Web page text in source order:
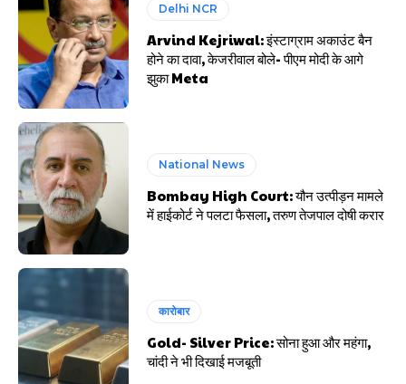
Delhi NCR
Arvind Kejriwal: इंस्टाग्राम अकाउंट बैन
होने का दावा, केजरीवाल बोले- पीएम मोदी के आगे
झुका Meta
National News
Bombay High Court: यौन उत्पीड़न मामले
में हाईकोर्ट ने पलटा फैसला, तरुण तेजपाल दोषी करार
कारोबार
Gold- Silver Price: सोना हुआ और महंगा,
चांदी ने भी दिखाई मजबूती